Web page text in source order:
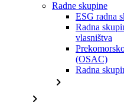
Radne skupine
ESG radna
Radna
vlasništva
(OSAC)
Radna
chevron_right
chevron_right